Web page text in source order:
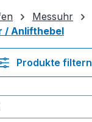
Messuhr
/ Anlifthebel
Produkte filtern